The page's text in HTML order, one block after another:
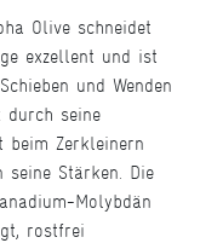
Olive schneidet
exzellent und ist
und Wenden
durch seine
beim Zerkleinern
seine Stärken. Die
Molybdän
rostfrei